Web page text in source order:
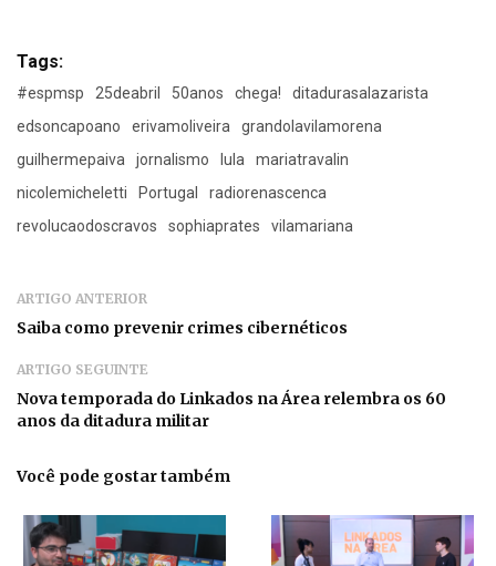
Tags:
#espmsp 25deabril 50anos chega!
ditadurasalazarista
edsoncapoano
erivamoliveira
grandolavilamorena
guilhermepaiva
jornalismo lula
mariatravalin
nicolemicheletti
Portugal
radiorenascenca
revolucaodoscravos
sophiaprates vilamariana
ARTIGO ANTERIOR
Saiba como prevenir crimes cibernéticos
ARTIGO SEGUINTE
Nova temporada do Linkados na Área relembra os 60
anos da ditadura militar
Você pode gostar também